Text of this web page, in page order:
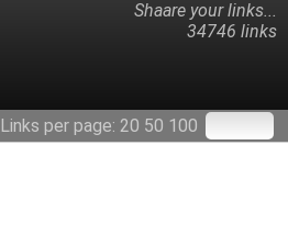
Shaare your links...
34746 links
Links per page: 20 50 100